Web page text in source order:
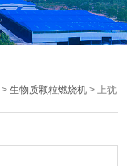
>生物质颗粒燃烧机 > 上犹